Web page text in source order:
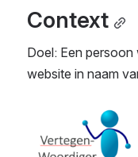
Context
Doel: Een
website in naam